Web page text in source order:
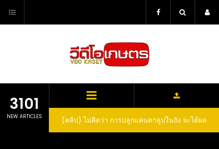
content
3101
NEW ARTICLES
(คลิป) ไม่คิดว่า การปลูกแคนตาลูปในถัง จะได้ผล
ลูกโตและหวานขนาดนี้ I didn’t expect that